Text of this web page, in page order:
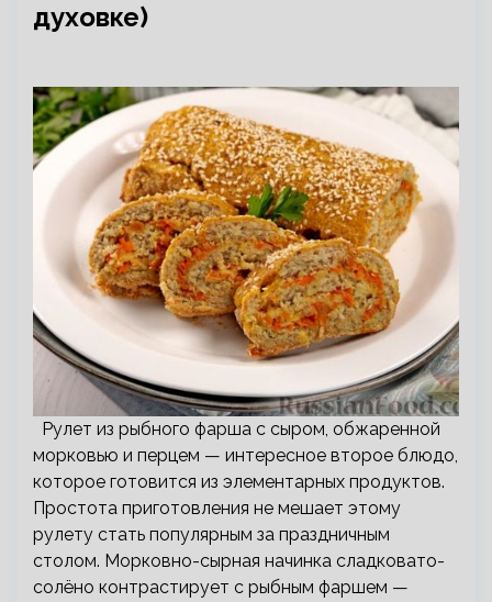
духовке)
Рулет из рыбного фарша с сыром, обжаренной
морковью и перцем — интересное второе блюдо,
которое готовится из элементарных продуктов.
Простота приготовления не мешает этому
рулету стать популярным за праздничным
столом. Морковно-сырная начинка сладковато-
солёно контрастирует с рыбным фаршем —